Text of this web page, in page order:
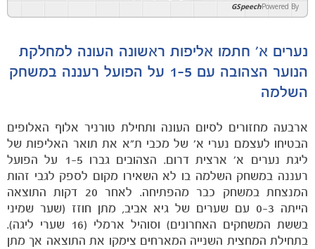
הקבוצות
Powered By
GSpeech
נערים א' חתמו אליפות ראשונה העונה למחלקת
הנוער הצהובה עם 1-5 על הפועל רעננה במשחק
השלמה
ארבעה מחזורים לסיום העונה ותחילת טורניר אלוף האלופים
הבטיחו לעצמם נערי א' של מכבי ת"א את תואר האליפות של
ליגת נערים א' ארצית דרום. הצהובים גברו 1-5 על הפועל
רעננה במשחק השלמה בו לא השאירו מקום לספק לגבי זהות
המנצחת במשחק כבר מהפתיחה. לאחר 20 דקות התוצאה
הייתה 0-3 עם שערים של גיא אביב, מתן חוזז (שער שמיני
בששת המשחקים האחרונים) וסוהיל ארמלי (16 שערי ליגה).
בתחילת המחצית השנייה המארחים צימקו את התוצאה אך מתן